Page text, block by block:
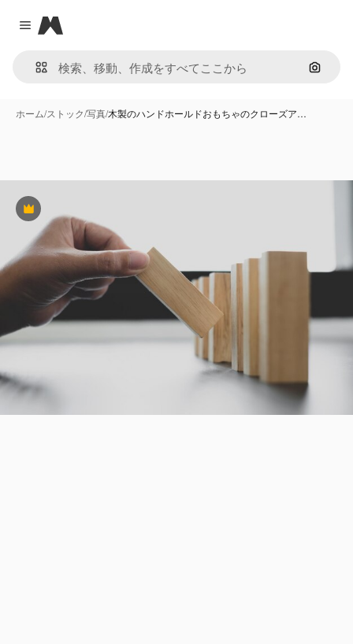
Close menu
Magnific
画像で
ホーム/ストック/写真/木製のハンドホールドおもちゃのクローズア…
Premium